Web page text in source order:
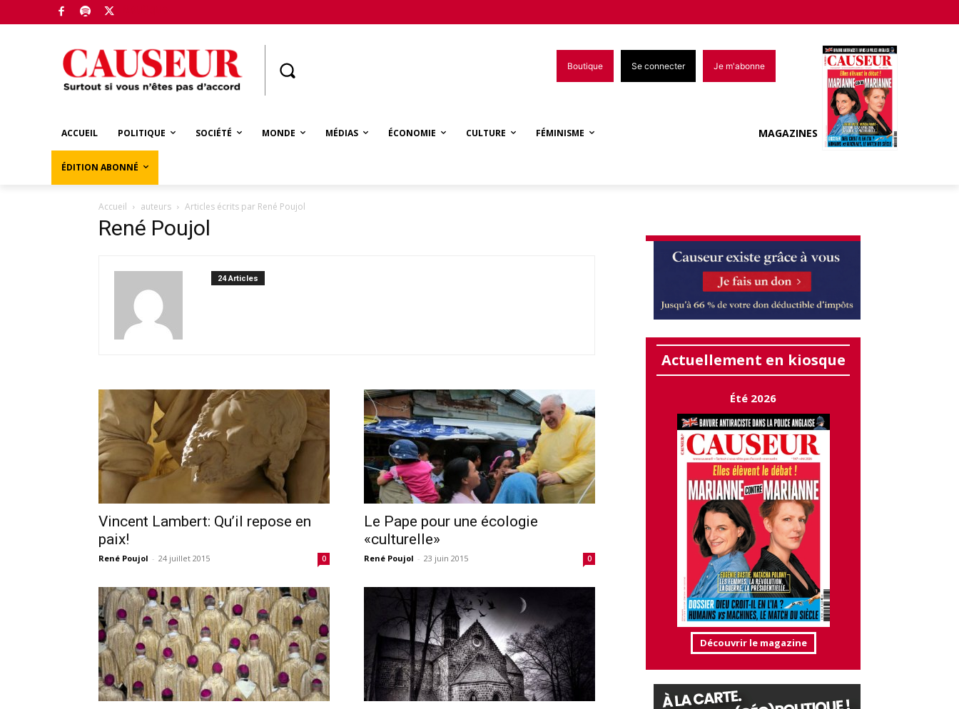
Boutique Se connecter Je m'abonne
ACCUEIL POLITIQUE SOCIÉTÉ MONDE MÉDIAS ÉCONOMIE CULTURE FÉMINISME
ÉDITION ABONNÉ
MAGAZINES
Accueil auteurs Articles écrits par René Poujol
René Poujol
24 Articles
Vincent Lambert: Qu’il repose en
paix!
René Poujol - 24 juillet 2015 0
Le Pape pour une écologie
«culturelle»
René Poujol - 23 juin 2015 0
Actuellement en kiosque
Été 2026
Découvrir le magazine